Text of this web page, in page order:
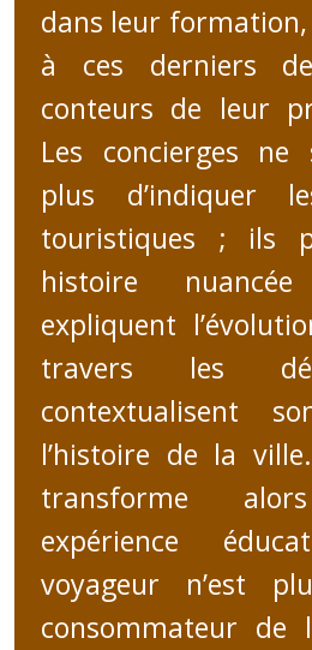
dans leur
à ces derniers
conteurs de leur
Les concierges ne
plus d’indiquer
touristiques ; ils
histoire
expliquent
travers les
contextualisent
l’histoire de la
transforme
expérience
voyageur n’est
consommateur de